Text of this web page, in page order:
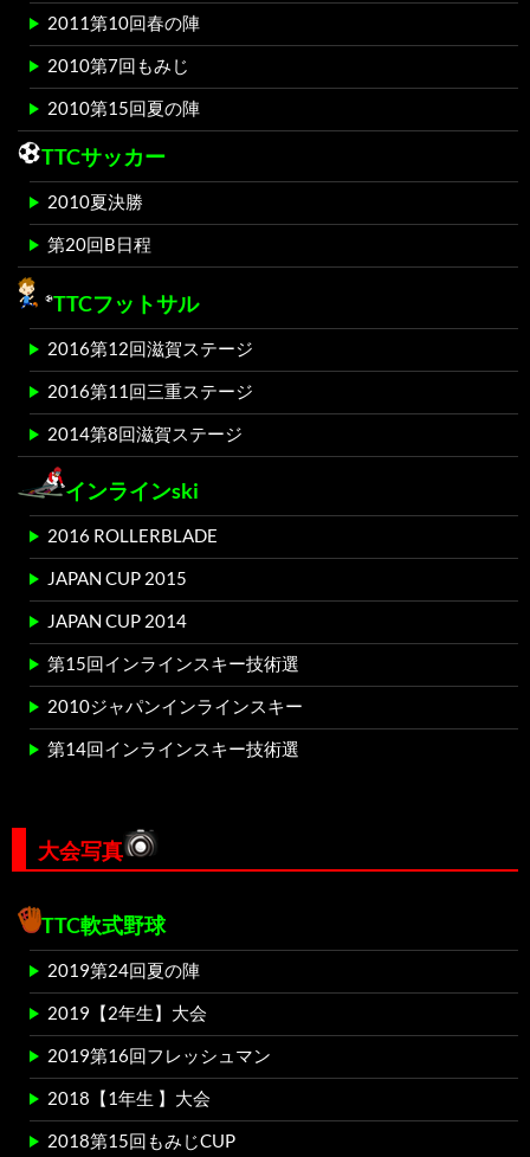
2011第10回春の陣
2010第7回もみじ
2010第15回夏の陣
TTCサッカー
2010夏決勝
第20回B日程
TTCフットサル
2016第12回滋賀ステージ
2016第11回三重ステージ
2014第8回滋賀ステージ
インラインski
2016 ROLLERBLADE
JAPAN CUP 2015
JAPAN CUP 2014
第15回インラインスキー技術選
2010ジャパンインラインスキー
第14回インラインスキー技術選
大会写真
TTC軟式野球
2019第24回夏の陣
2019【2年生】大会
2019第16回フレッシュマン
2018【1年生 】大会
2018第15回もみじCUP